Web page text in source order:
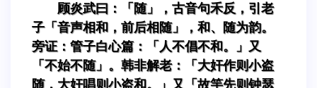
顾炎武曰：「随」，古音句禾反，引老
子「音声相和，前后相随」，和、随为韵。
旁证：管子白心篇：「人不倡不和。」又
「不始不随」。韩非解老：「大奸作则小盗
随，大奸唱则小盗和。」又「故竽先则钟瑟